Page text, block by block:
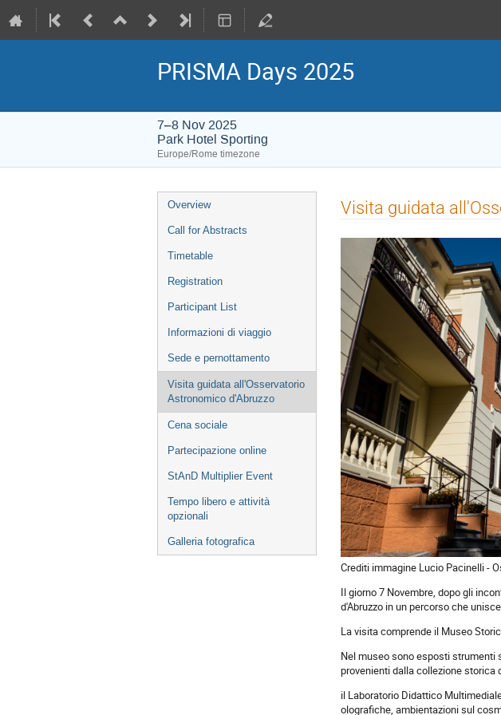
PRISMA Days 2025
7–8 Nov 2025
Park Hotel Sporting
Europe/Rome timezone
Event
menu
Overview
Call for Abstracts
Timetable
Registration
Participant List
Informazioni di viaggio
Sede e pernottamento
Visita guidata all'Osservatorio
Astronomico d'Abruzzo
Cena sociale
Partecipazione online
StAnD Multiplier Event
Tempo libero e attività
opzionali
Galleria fotografica
Visita guidata
Crediti immagine Lucio Pacinelli -
Il giorno 7 Novembre, dopo gli
d'Abruzzo in un percorso che
La visita comprende il Museo
Nel museo sono esposti strumenti
provenienti dalla collezione storica
il Laboratorio Didattico
olografiche, ambientazioni sul